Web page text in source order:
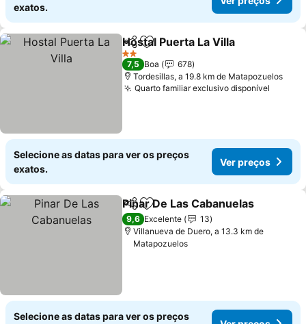
exatos.
PartilharAdicionar aos favoritos
Hostal Puerta La Villa
2 Estrelas
7,5 Boa
678
Tordesillas, a 19.8 km de Matapozuelos
Quarto familiar exclusivo disponível
Selecione as datas para ver os preços
exatos.
Ver preços
PartilharAdicionar aos favoritos
Pinar De Las Cabanuelas
9,6 Excelente
13
Villanueva de Duero, a 13.3 km de
Matapozuelos
Selecione as datas para ver os preços